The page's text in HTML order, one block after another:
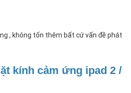
, không tốn thêm bất cứ vấn đề phát
kính cảm ứng ipad 2 /